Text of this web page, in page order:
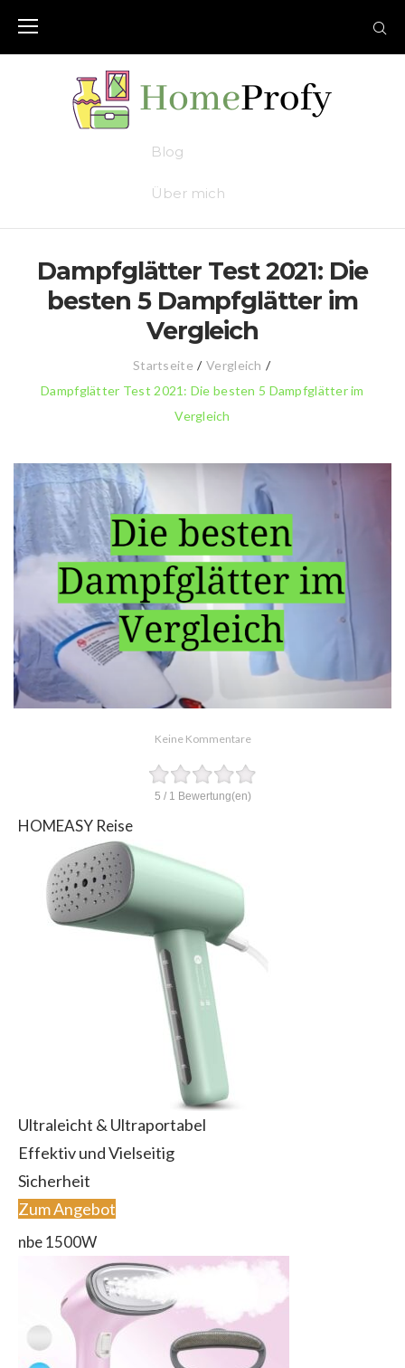
Blog
Über mich
Dampfglätter Test 2021: Die
besten 5 Dampfglätter im
Vergleich
Startseite / Vergleich /
Dampfglätter Test 2021: Die besten 5 Dampfglätter im
Vergleich
Keine Kommentare
5 / 1 Bewertung(en)
HOMEASY Reise
Ultraleicht & Ultraportabel
Effektiv und Vielseitig
Sicherheit
Zum Angebot
nbe 1500W